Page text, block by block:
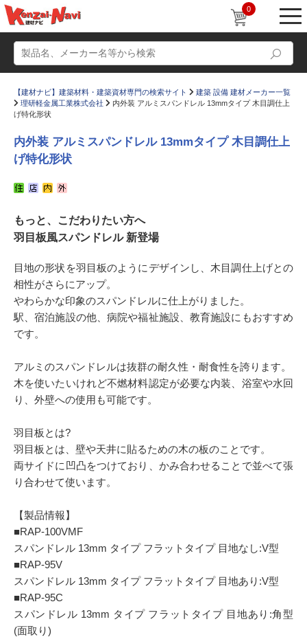
0
すまいリング
Q＆A
お気に入り
【建材ナビ】建築材料・建築資材専門の検索サイト
建築 設備 建材メーカー一覧
理研軽金属工業株式会社
内外装 アルミスパンドレル 13mmタイプ 木目調仕上
げ特化形状
内外装 アルミスパンドレル 13mmタイプ 木目調仕上
げ特化形状
もっと、こだわりたい方へ
羽目板風スパンドレル 新登場
目地の形状を羽目板のようにデザインし、木目調仕上げとの
相性がさらにアップ。
やわらかな印象のスパンドレルに仕上がりました。
駅、宿泊施設の他、病院や福祉施設、教育施設にもおすすめ
です。
アルミのスパンドレルは抜群の耐久性・耐食性を誇ります。
木を使いたいけれど不燃材料認定が必要な内装、浴室や水回
り、外壁への使用も可能です。
羽目板とは?
羽目板とは、壁や天井に貼るための木の板のことです。
両サイドに凹凸をつけており、かみ合わせることで並べて張
り合わせて使います。
【製品情報】
■RAP-100VMF
スパンドレル 13mm タイプ フラットタイプ 目地なし:V型
■RAP-95V
スパンドレル 13mm タイプ フラットタイプ 目地あり:V型
■RAP-95C
スパンドレル 13mm タイプ フラットタイプ 目地あり:角型
(面取り)